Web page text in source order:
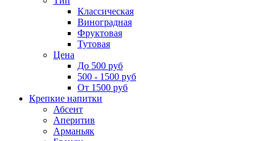
Классическая
Виноградная
Фруктовая
Тутовая
Цена
До 500 руб
500 - 1500 руб
От 1500 руб
Крепкие напитки
Абсент
Аперитив
Арманьяк